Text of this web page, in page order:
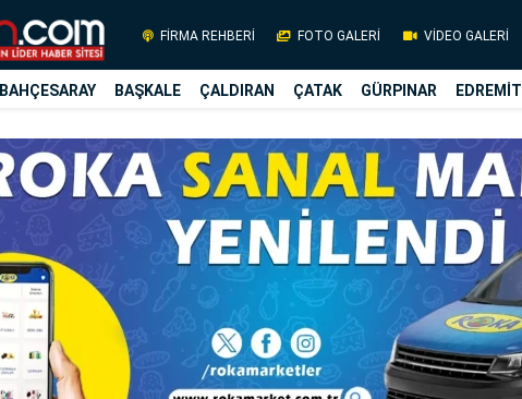
FİRMA REHBERİ FOTO GALERİ VİDEO GALERİ
BAHÇESARAY BAŞKALE ÇALDIRAN ÇATAK GÜRPINAR EDREMİT